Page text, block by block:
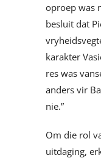
oproep was
besluit dat
karakter
res was
anders vir
nie.”
Om die rol
uitdaging,